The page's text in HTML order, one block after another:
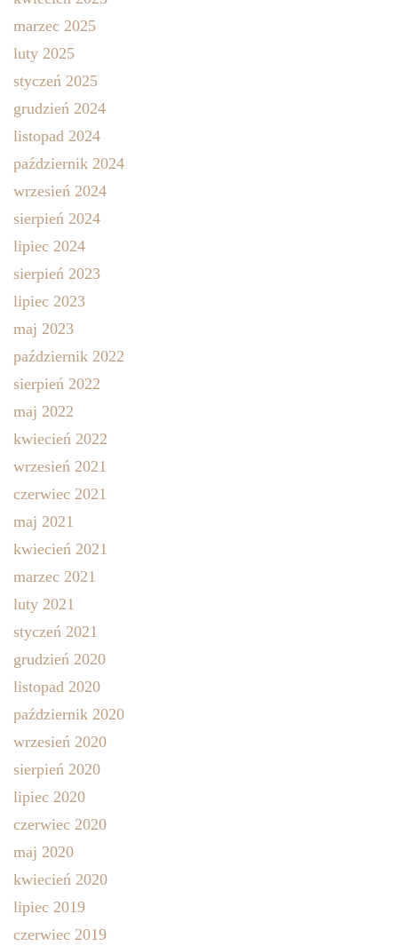
marzec 2025
luty 2025
styczeń 2025
grudzień 2024
listopad 2024
październik 2024
wrzesień 2024
sierpień 2024
lipiec 2024
sierpień 2023
lipiec 2023
maj 2023
październik 2022
sierpień 2022
maj 2022
kwiecień 2022
wrzesień 2021
czerwiec 2021
maj 2021
kwiecień 2021
marzec 2021
luty 2021
styczeń 2021
grudzień 2020
listopad 2020
październik 2020
wrzesień 2020
sierpień 2020
lipiec 2020
czerwiec 2020
maj 2020
kwiecień 2020
lipiec 2019
czerwiec 2019